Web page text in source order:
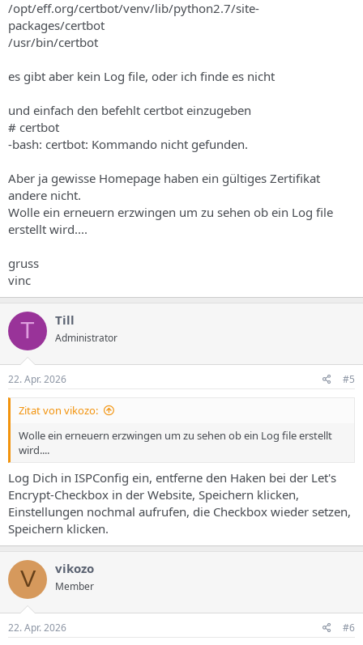
/opt/eff.org/certbot/venv/lib/python2.7/site-
packages/certbot
/usr/bin/certbot
es gibt aber kein Log file, oder ich finde es nicht
und einfach den befehlt certbot einzugeben
# certbot
-bash: certbot: Kommando nicht gefunden.
Aber ja gewisse Homepage haben ein gültiges Zertifikat
andere nicht.
Wolle ein erneuern erzwingen um zu sehen ob ein Log file
erstellt wird....
gruss
vinc
T Till
Administrator
22. Apr. 2026 #5
Zitat von vikozo:
Wolle ein erneuern erzwingen um zu sehen ob ein Log file erstellt
wird....
Log Dich in ISPConfig ein, entferne den Haken bei der Let's
Encrypt-Checkbox in der Website, Speichern klicken,
Einstellungen nochmal aufrufen, die Checkbox wieder setzen,
Speichern klicken.
V vikozo
Member
22. Apr. 2026 #6